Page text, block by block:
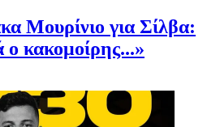
Μουρίνιο για Σίλβα:
κακομοίρης...»